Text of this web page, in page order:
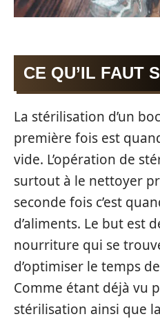
CE QU’IL FAUT
La stérilisation d’un
première fois est
vide. L’opération de
surtout à le nettoyer
seconde fois c’est
d’aliments. Le but est
nourriture qui se
d’optimiser le temps
Comme étant déjà vu
stérilisation ainsi que